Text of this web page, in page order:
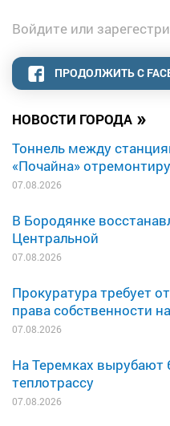
НОВОСТИ ГОРОДА »
Тоннель между
«Почайна»
07.08.2026
В Бородянке
Центральной
07.08.2026
Прокуратура требует
права собственности
07.08.2026
На Теремках вырубают
теплотрассу
07.08.2026
Войдите или
ПРОДОЛЖИТЬ С